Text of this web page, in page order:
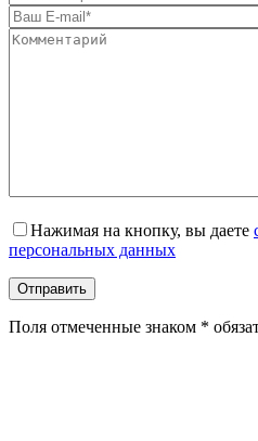
Нажимая на кнопку, вы даете
персональных данных
Поля отмеченные знаком *